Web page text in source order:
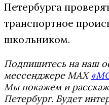
Петербурга
транспортное
школьником.
Подпишитесь на наш
мессенджере MAX
Мы покажем и
Петербург. Будет